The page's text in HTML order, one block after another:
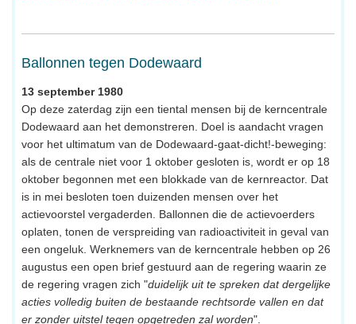
Ballonnen tegen Dodewaard
13 september 1980
Op deze zaterdag zijn een tiental mensen bij de kerncentrale
Dodewaard aan het demonstreren. Doel is aandacht vragen
voor het ultimatum van de Dodewaard-gaat-dicht!-beweging:
als de centrale niet voor 1 oktober gesloten is, wordt er op 18
oktober begonnen met een blokkade van de kernreactor. Dat
is in mei besloten toen duizenden mensen over het
actievoorstel vergaderden. Ballonnen die de actievoerders
oplaten, tonen de verspreiding van radioactiviteit in geval van
een ongeluk. Werknemers van de kerncentrale hebben op 26
augustus een open brief gestuurd aan de regering waarin ze
de regering vragen zich "duidelijk uit te spreken dat dergelijke
acties volledig buiten de bestaande rechtsorde vallen en dat
er zonder uitstel tegen opgetreden zal worden".